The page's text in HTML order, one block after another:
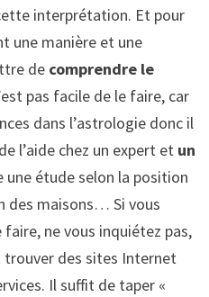
interprétation. Et pour
une manière et une
de comprendre le
pas facile de le faire, car
dans l’astrologie donc il
l’aide chez un expert etun
étude selon la position
des maisons… Si vous
faire, ne vous inquiétez pas,
trouver des sites Internet
Il suffit de taper «